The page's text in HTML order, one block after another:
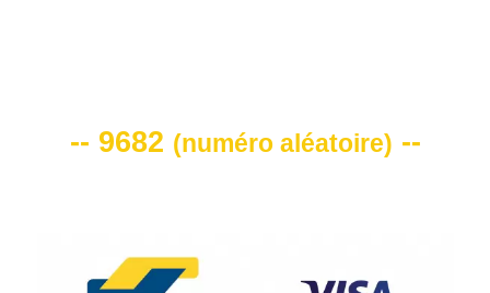
-- 9682 (numéro aléatoire) --